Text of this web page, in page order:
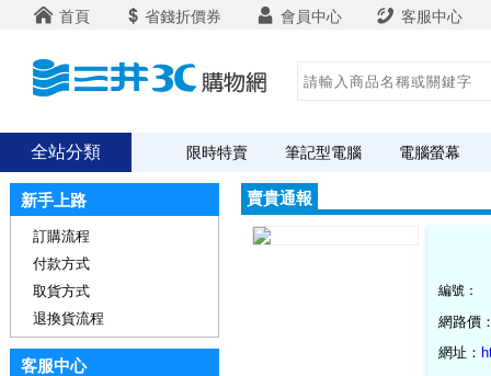
首頁 省錢折價券 會員中心 客服中心
全站分類 限時特賣 筆記型電腦 電腦螢幕
賣貴通報
編號：
網路價
網址：
新手上路
訂購流程
付款方式
取貨方式
退換貨流程
客服中心